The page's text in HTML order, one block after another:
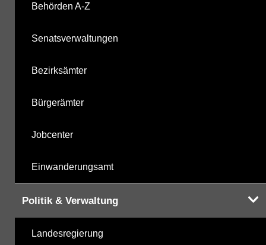
Behörden A-Z
Senatsverwaltungen
Bezirksämter
Bürgerämter
Jobcenter
Einwanderungsamt
Politik & Verwaltung
Landesregierung